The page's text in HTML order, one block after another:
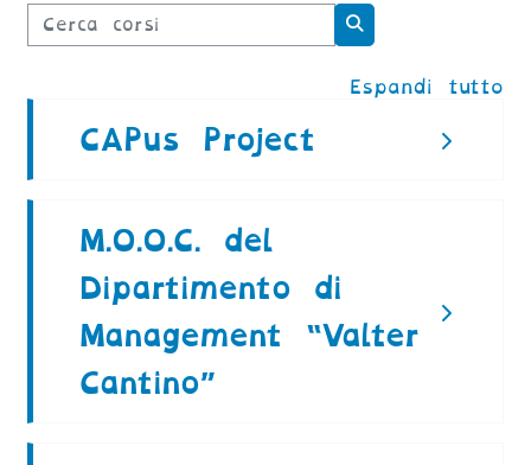
Cerca corsi
Cerca corsi
Espandi tutto
CAPus Project
M.O.O.C. del
Dipartimento di
Management “Valter
Cantino”